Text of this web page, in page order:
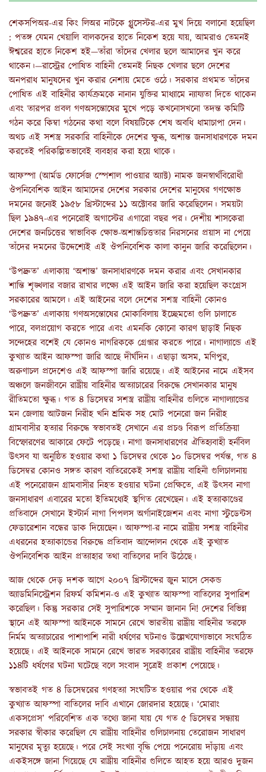
শেকসপিঅর-এর কিং লিঅর নাটকে গ্লুসেস্টর-এর মুখ দিয়ে বলানো হয়েছিল
: পতঙ্গ যেমন খেয়ালি বালকদের হাতে নিকেশ হয়ে যায়, আমরাও তেমনই
ঈশ্বরের হাতে নিকেশ হই—তাঁরা তাঁদের খেলার ছলে আমাদের খুন করে
থাকেন।—রাস্ট্রের পোষিত বাহিনী তেমনই নিছক খেলার ছলে দেশের
অনপরাধ মানুষদের খুন করার নেশায় মেতে ওঠে। সরকার প্রথমত তাঁদের
পোষিত এই বাহিনীর কার্যক্রমকে নানান যুক্তির মাধ্যামে ন্যায্যতা দিতে থাকেন
এবং তারপর প্রবল গণঅসন্তোষের মুখে পড়ে কখনোসখনো তদন্ত কমিটি
গঠন করে কিম্বা গঠনের কথা বলে বিষয়টিকে শেষ অবধি ধামাচাপা দেন।
অথচ এই সশস্ত্র সরকারি বাহিনীকে দেশের ক্ষুব্ধ, অশান্ত জনসাধারণকে দমন
করতেই পরিকল্পিতভাবেই ব্যবহার করা হয়ে থাকে।
আফস্পা (আর্মড ফোর্সেজ স্পেশাল পাওয়ার অ্যাক্ট) নামক জনস্বার্থবিরোধী
ঔপনিবেশিক আইন আমাদের দেশের সরকার দেশের মানুষের গণক্ষোভ
দমনের জন্যেই ১৯৫৮ খ্রিস্টাব্দের ১১ অক্টোবর জারি করেছিলেন। সময়টা
ছিল ১৯৪৭-এর পনেরোই অগাস্টের এগারো বছর পর। দেশীয় শাসকেরা
দেশের জনচিত্তের স্বাভাবিক ক্ষোভ-অশান্তচিত্ততার নিরসনের প্রয়াস না পেয়ে
তাঁদের দমনের উদ্দেশ্যেই এই ঔপনিবেশিক কালা কানুন জারি করেছিলেন।
‘উপদ্রুত’ এলাকায় ‘অশান্ত’ জনসাধারণকে দমন করার এবং সেখানকার
শান্তি শৃঙ্খলার বজার রাখার লক্ষ্যে এই আইন জারি করা হয়েছিল কংগ্রেস
সরকারের আমলে। এই আইনের বলে দেশের সশস্ত্র বাহিনী কোনও
‘উপদ্রুত’ এলাকায় গণঅসন্তোষের মোকাবিলায় ইচ্ছেমতো গুলি চালাতে
পারে, বলপ্রয়োগ করতে পারে এবং এমনকি কোনো কারণ ছাড়াই নিছক
সন্দেহের বশেই যে কোনও নাগরিককে গ্রেপ্তার করতে পারে। নাগাল্যান্ডে এই
কুখ্যাত আইন আফস্পা জারি আছে দীর্ঘদিন। এছাড়া অসম, মণিপুর,
অরুণাচল প্রদেশেও এই আফস্পা জারি রয়েছে। এই আইনের নামে এইসব
অঞ্চলে জনজীবনে রাষ্ট্রীয় বাহিনীর অত্যাচারের বিরুদ্ধে সেখানকার মানুষ
রীতিমতো ক্ষুব্ধ। গত ৪ ডিসেম্বর সশস্ত্র রাষ্ট্রীয় বাহিনীর গুলিতে নাগাল্যান্ডের
মন জেলায় আটজন নিরীহ খনি শ্রমিক সহ মোট পনেরো জন নিরীহ
গ্রামবাসীর হত্যার বিরুদ্ধে স্বভাবতই সেখানে এর প্রচণ্ড বিরূপ প্রতিক্রিয়া
বিস্ফোরণের আকারে ফেটে পড়েছে। নাগা জনসাধারণের ঐতিহ্যবাহী হর্নবিল
উৎসব যা অনুষ্ঠিত হওয়ার কথা ১ ডিসেম্বর থেকে ১০ ডিসেম্বর পর্যন্ত, গত ৪
ডিসেম্বর কোনও সঙ্গত কারণ ব্যতিরেকেই সশস্ত্র রাষ্ট্রীয় বাহিনী গুলিচালনায়
এই পনেরোজন গ্রামবাসীর নিহত হওয়ার ঘটনা প্রেক্ষিতে, এই উৎসব নাগা
জনসাধারণ এবারের মতো ইতিমধ্যেই স্থগিত রেখেছেন। এই হত্যাকাণ্ডের
প্রতিবাদে সেখানে ইস্টার্ন নাগা পিপলস অর্গানাইজেশন এবং নাগা স্টুডেন্টস
ফেডারেশান বন্ধের ডাক দিয়েছেন। আফস্পা-র নামে রাষ্ট্রীয় সশস্ত্র বাহিনীর
এধরনের হত্যাকান্ডের বিরুদ্ধে প্রতিবাদ আন্দোলন থেকে এই কুখ্যাত
ঔপনিবেশিক আইন প্রত্যাহার তথা বাতিলের দাবি উঠেছে।
আজ থেকে দেড় দশক আগে ২০০৭ খ্রিস্টাব্দের জুন মাসে সেকন্ড
অ্যাডমিনিস্ট্রেশন রিফর্ম কমিশন-ও এই কুখ্যাত আফস্পা বাতিলের সুপারিশ
করেছিল। কিন্তু সরকার সেই সুপারিশকে সম্মান জানান নি! দেশের বিভিন্ন
স্থানে এই আফস্পা আইনকে সামনে রেখে ভারতীয় রাষ্ট্রীয় বাহিনীর তরফে
নির্মম অত্যাচারের পাশাপাশি নারী ধর্ষণের ঘটনাও উল্লেখযোগ্যভাবে সংঘঠিত
হয়েছে। এই আইনকে সামনে রেখে ভারত সরকারের রাষ্ট্রীয় বাহিনীর তরফে
১১৪টি ধর্ষণের ঘটনা ঘটেছে বলে সংবাদ সূত্রেই প্রকাশ পেয়েছে।
স্বভাবতই গত ৪ ডিসেম্বরের গণহত্যা সংঘটিত হওয়ার পর থেকে এই
কুখ্যাত আফস্পা বাতিলের দাবি এখানে জোরদার হয়েছে। ‘মোরাং
একসপ্রেস’ পরিবেশিত এক তথ্যে জানা যায় যে গত ৫ ডিসেম্বর সন্ধ্যায়
সরকার স্বীকার করেছিল যে রাষ্ট্রীয় বাহিনীর গুলিচালনায় তেরোজন সাধারণ
মানুষের মৃত্যু হয়েছে। পরে সেই সংখ্যা বৃদ্ধি পেয়ে পনেরোয় দাঁড়ায় এবং
একইসঙ্গে জানা গিয়েছে যে রাষ্ট্রীয় বাহিনীর গুলিতে আহত হয়ে আরও দুজন